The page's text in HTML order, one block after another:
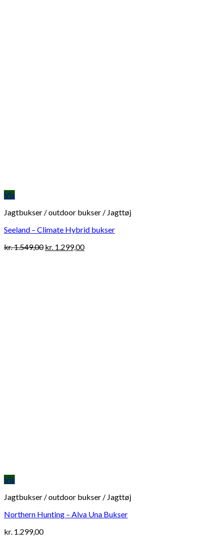
Vis
Jagtbukser / outdoor bukser / Jagttøj
Seeland – Climate Hybrid bukser
kr.1.549,00 Original
kr. 1.299,00Current
Vis
Jagtbukser / outdoor bukser / Jagttøj
Northern Hunting – Alva Una Bukser
kr. 1.299,00